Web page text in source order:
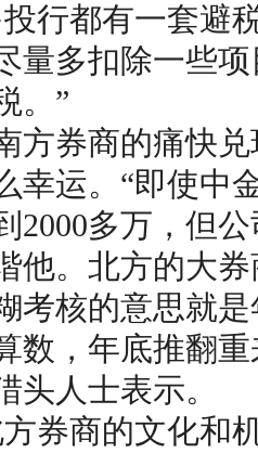
行都有一套避
量多扣除一些
。”
券商的痛快兑
幸运。“即使中
2000多万，但
他。北方的大
考核的意思就
数，年底推翻
头人士表示。
商的文化和